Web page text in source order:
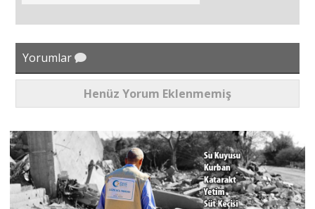
Yorumlar
Henüz Yorum Eklenmemiş